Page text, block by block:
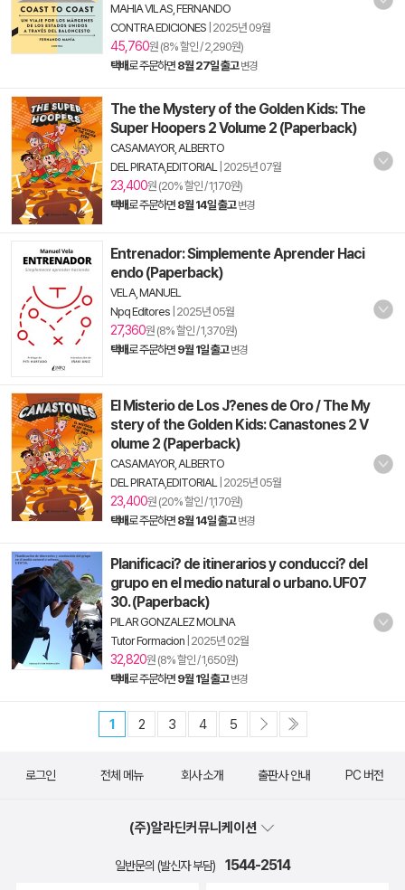
MAHIA VILAS, FERNANDO
CONTRA EDICIONES 2025년 09월
45,760원 (8% 할인 / 2,290원)
택배로 주문하면 8월 27일 출고 변경
The the Mystery of the Golden Kids: The
Super Hoopers 2 Volume 2 (Paperback)
CASAMAYOR, ALBERTO
DEL PIRATA,EDITORIAL| 2025년 07월
23,400원 (20% 할인 / 1,170원)
택배로 주문하면 8월 14일 출고 변경
Entrenador: Simplemente Aprender Haci
endo (Paperback)
VELA, MANUEL
Npq Editores 2025년 05월
27,360원 (8% 할인 / 1,370원)
택배로 주문하면 9월 1일 출고 변경
El Misterio de Los J?enes de Oro / The My
stery of the Golden Kids: Canastones 2 V
olume 2 (Paperback)
CASAMAYOR, ALBERTO
DEL PIRATA,EDITORIAL| 2025년 05월
23,400원 (20% 할인 / 1,170원)
택배로 주문하면 8월 14일 출고 변경
Planificaci? de itinerarios y conducci? del
grupo en el medio natural o urbano. UF07
30. (Paperback)
PILAR GONZALEZ MOLINA
Tutor Formacion 2025년 02월
32,820원 (8% 할인 / 1,650원)
택배로 주문하면 9월 1일 출고 변경
1 2 3 4 5
로그인 전체 메뉴 회사 소개 출판사 안내 PC 버전
(주)알라딘커뮤니케이션
일반문의 (발신자 부담) 1544-2514